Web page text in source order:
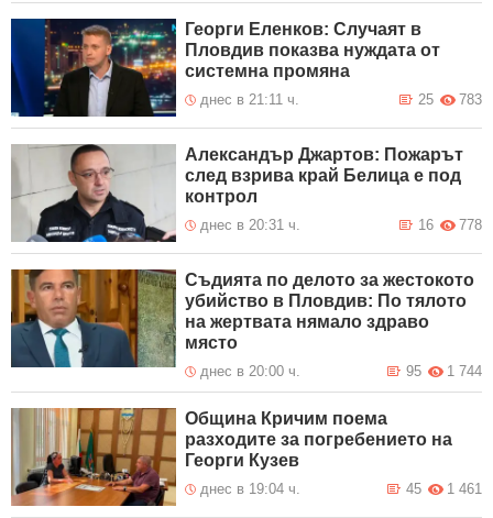
Георги Еленков: Случаят в
Пловдив показва нуждата от
системна промяна
днес в 21:11 ч. 783
25
Александър Джартов: Пожарът
след взрива край Белица е под
контрол
днес в 20:31 ч. 778
16
Съдията по делото за жестокото
убийство в Пловдив: По тялото
на жертвата нямало здраво
място
днес в 20:00 ч. 1 744
95
Община Кричим поема
разходите за погребението на
Георги Кузев
днес в 19:04 ч. 1 461
45